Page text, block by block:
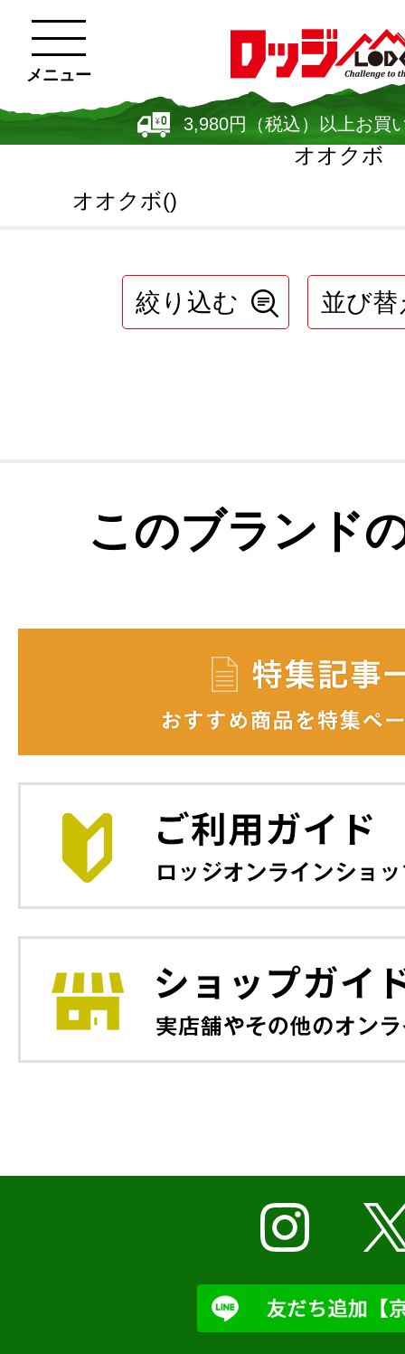
3,980円（税込）以上お買
メニュー
オオクボ
オオクボ()
絞り込む 並び替
このブランド